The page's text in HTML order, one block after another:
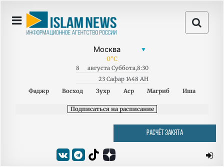
0°C
8 августа Суббота,8:30
23 Сафар 1448 AH
Фаджр
Восход Зухр Аср Магриб Иша
Подписаться на расписание
РАСЧЁТ ЗАКЯТА